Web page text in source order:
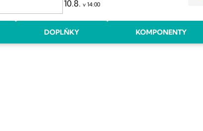
10.8.v 14:00
DOPLŇKY KOMPONENTY